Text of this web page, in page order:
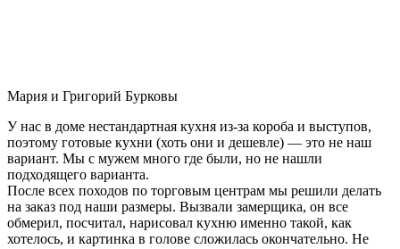
Мария и Григорий Бурковы
У нас в доме нестандартная кухня из-за короба и выступов,
поэтому готовые кухни (хоть они и дешевле) — это не наш
вариант. Мы с мужем много где были, но не нашли
подходящего варианта.
После всех походов по торговым центрам мы решили делать
на заказ под наши размеры. Вызвали замерщика, он все
обмерил, посчитал, нарисовал кухню именно такой, как
хотелось, и картинка в голове сложилась окончательно. Не